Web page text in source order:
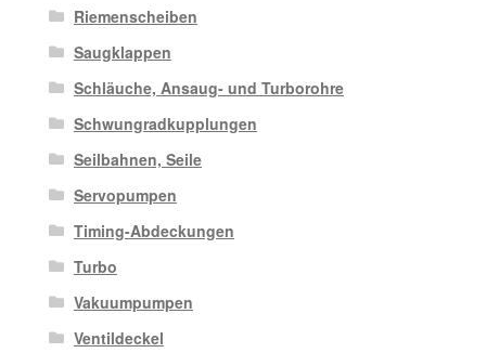
Riemenscheiben
Saugklappen
Schläuche, Ansaug- und Turborohre
Schwungradkupplungen
Seilbahnen, Seile
Servopumpen
Timing-Abdeckungen
Turbo
Vakuumpumpen
Ventildeckel